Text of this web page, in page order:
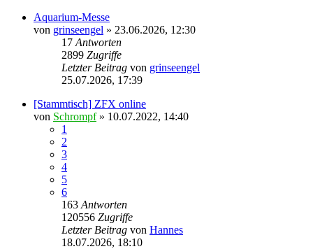
Aquarium-Messe
von grinseengel » 23.06.2026, 12:30
17 Antworten
2899 Zugriffe
Letzter Beitrag von grinseengel
25.07.2026, 17:39
[Stammtisch] ZFX online
von Schrompf» 10.07.2022, 14:40
1
2
3
4
5
6
163 Antworten
120556 Zugriffe
Letzter Beitrag von Hannes
18.07.2026, 18:10